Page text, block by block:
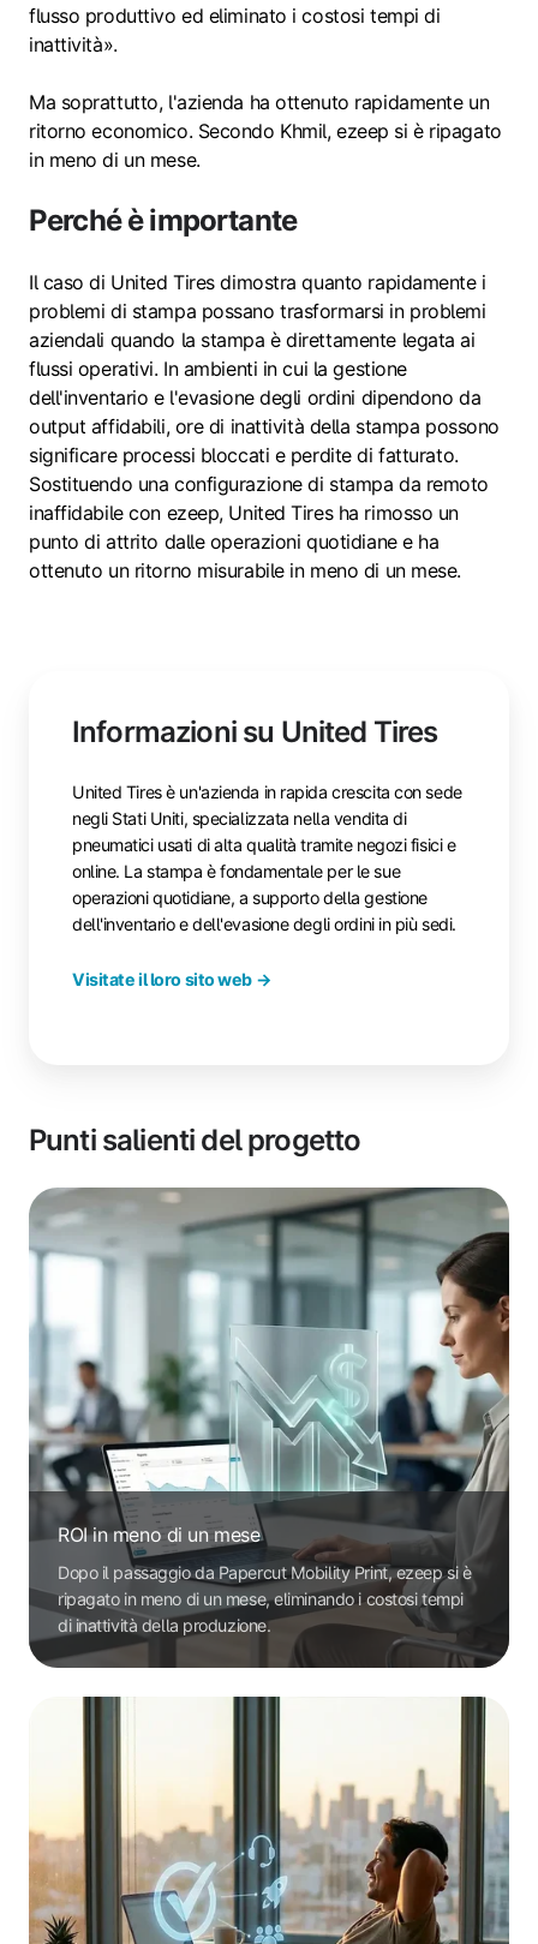
flusso produttivo ed eliminato i costosi tempi di
inattività».
Ma soprattutto, l'azienda ha ottenuto rapidamente un
ritorno economico. Secondo Khmil, ezeep si è ripagato
in meno di un mese.
Perché è importante
Il caso di United Tires dimostra quanto rapidamente i
problemi di stampa possano trasformarsi in problemi
aziendali quando la stampa è direttamente legata ai
flussi operativi. In ambienti in cui la gestione
dell'inventario e l'evasione degli ordini dipendono da
output affidabili, ore di inattività della stampa possono
significare processi bloccati e perdite di fatturato.
Sostituendo una configurazione di stampa da remoto
inaffidabile con ezeep, United Tires ha rimosso un
punto di attrito dalle operazioni quotidiane e ha
ottenuto un ritorno misurabile in meno di un mese.
Informazioni su United Tires
United Tires è un'azienda in rapida crescita con sede
negli Stati Uniti, specializzata nella vendita di
pneumatici usati di alta qualità tramite negozi fisici e
online. La stampa è fondamentale per le sue
operazioni quotidiane, a supporto della gestione
dell'inventario e dell'evasione degli ordini in più sedi.
Visitate il loro sito web →
Punti salienti del progetto
ROI in meno di un mese
Dopo il passaggio da Papercut Mobility Print, ezeep si è
ripagato in meno di un mese, eliminando i costosi tempi
di inattività della produzione.